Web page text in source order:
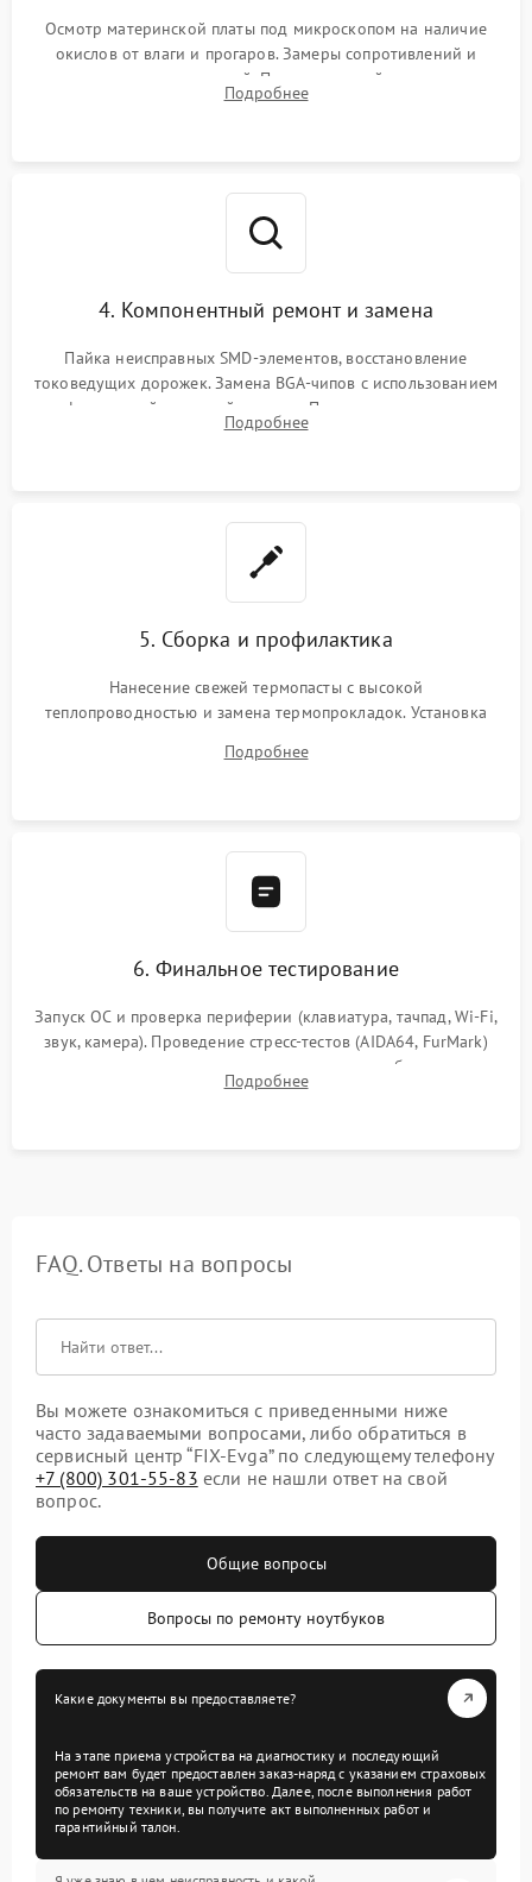
Осмотр материнской платы под микроскопом на наличие
окислов от влаги и прогаров. Замеры сопротивлений и
дежурных напряжений. Проверка цепей питания,
мультиконтроллера, процессора и видеочипа.
Подробнее
4. Компонентный ремонт и замена
Пайка неисправных SMD-элементов, восстановление
токоведущих дорожек. Замена BGA-чипов с использованием
инфракрасной паяльной станции. Прошивка микросхемы
BIOS или замена поврежденных портов USB
Подробнее
5. Сборка и профилактика
Нанесение свежей термопасты с высокой
теплопроводностью и замена термопрокладок. Установка
шлейфов, модулей памяти и накопителей. Предварительная
Подробнее
6. Финальное тестирование
Запуск ОС и проверка периферии (клавиатура, тачпад, Wi-Fi,
звук, камера). Проведение стресс-тестов (AIDA64, FurMark)
для контроля температурного режима и стабильности
системы под пиковой нагрузкой.
Подробнее
FAQ. Ответы на вопросы
Вы можете ознакомиться с приведенными ниже
часто задаваемыми вопросами, либо обратиться в
сервисный центр “FIX-Evga” по следующему телефону
+7 (800) 301-55-83 если не нашли ответ на свой
вопрос.
Общие вопросы
Вопросы по ремонту ноутбуков
Какие документы вы предоставляете?
На этапе приема устройства на диагностику и последующий
ремонт вам будет предоставлен заказ-наряд с указанием страховых
обязательств на ваше устройство. Далее, после выполнения работ
по ремонту техники, вы получите акт выполненных работ и
гарантийный талон.